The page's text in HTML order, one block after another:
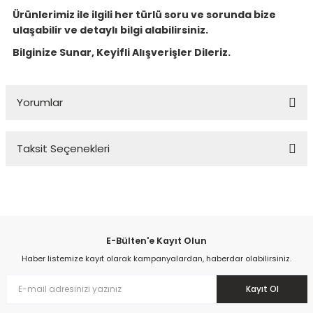
Ürünlerimiz ile ilgili her türlü soru ve sorunda bize
ulaşabilir ve detaylı bilgi alabilirsiniz.
Bilginize Sunar, Keyifli Alışverişler Dileriz.
Yorumlar
Taksit Seçenekleri
E-Bülten'e Kayıt Olun
Haber listemize kayıt olarak kampanyalardan, haberdar olabilirsiniz.
Kayıt Ol